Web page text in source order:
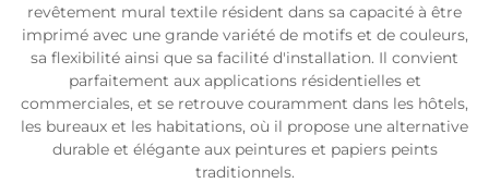
revêtement mural textile résident dans sa capacité à être
imprimé avec une grande variété de motifs et de couleurs,
sa flexibilité ainsi que sa facilité d'installation. Il convient
parfaitement aux applications résidentielles et
commerciales, et se retrouve couramment dans les hôtels,
les bureaux et les habitations, où il propose une alternative
durable et élégante aux peintures et papiers peints
traditionnels.